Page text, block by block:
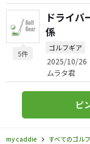
5件
ドライバ
係
ゴルフギア
2025/10/26
ムラタ君
ピ
my caddie すべてのゴル